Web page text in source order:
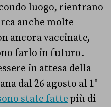
luogo, rientrano
anche molte
ancora vaccinate,
farlo in futuro.
in attesa della
dal 26 agosto al 1°
state fatte più di